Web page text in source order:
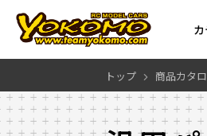
トップ 商品カタ